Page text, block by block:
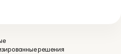
решения